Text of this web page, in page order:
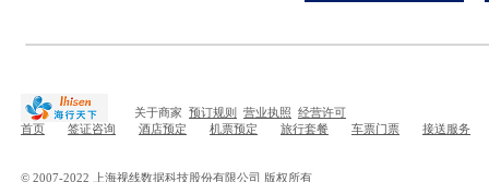
关于商家 预订规则 营业执照 经营许可
首页
签证咨询 酒店预定 机票预定 旅行套餐 车票门票 接送服务
© 2007-2022 上海视线数据科技股份有限公司 版权所有